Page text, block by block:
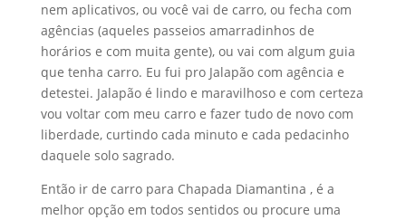
nem aplicativos, ou você vai de carro, ou fecha com
agências (aqueles passeios amarradinhos de
horários e com muita gente), ou vai com algum guia
que tenha carro. Eu fui pro Jalapão com agência e
detestei. Jalapão é lindo e maravilhoso e com certeza
vou voltar com meu carro e fazer tudo de novo com
liberdade, curtindo cada minuto e cada pedacinho
daquele solo sagrado.
Então ir de carro para Chapada Diamantina , é a
melhor opção em todos sentidos ou procure uma